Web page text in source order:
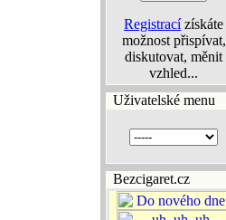
Registracízískáte
možnost přispívat,
diskutovat, měnit
vzhled...
Uživatelské menu
Bezcigaret.cz